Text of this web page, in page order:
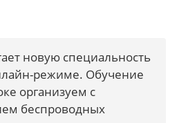
новую специальность
режиме. Обучение
организуем с
беспроводных